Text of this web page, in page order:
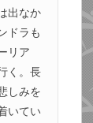
出なか
ドラも
リア
く。長
しみを
いてい